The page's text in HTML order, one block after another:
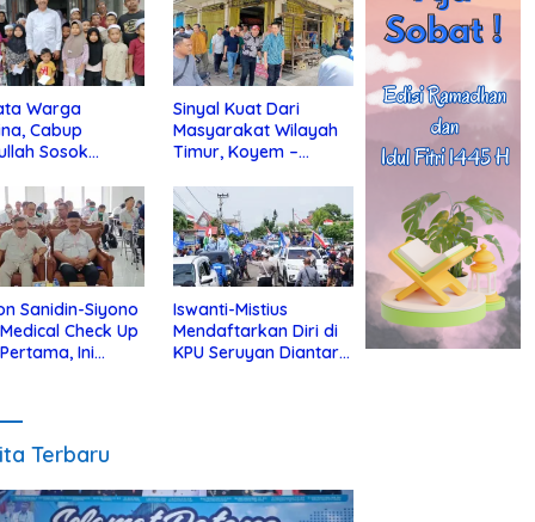
Warga
Cabup
Sosok
Sinyal Kuat Dari
Masyarakat Wilayah
Timur, Koyem –
di Kotim
Sanidin-Siyono
Check Up
Ini
Iswanti-Mistius
Mendaftarkan Diri di
KPU Seruyan Diantar
Terbaru